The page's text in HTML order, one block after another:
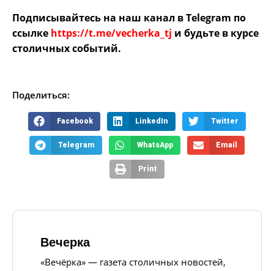
Подписывайтесь на наш канал в Telegram по
ссылке https://t.me/vecherka_tj и будьте в курсе
столичных событий.
Поделиться:
Facebook LinkedIn Twitter
Telegram WhatsApp Email
Print
Вечерка
«Вечёрка» — газета столичных новостей,